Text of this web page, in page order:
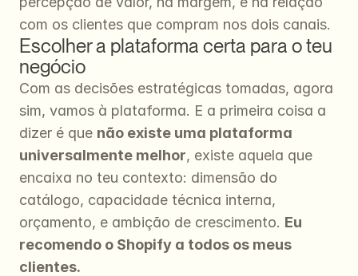
com os clientes que compram nos dois canais.
Escolher a plataforma certa para o teu
negócio
Com as decisões estratégicas tomadas, agora
sim, vamos à plataforma. E a primeira coisa a
dizer é que não existe uma plataforma
universalmente melhor, existe aquela que
encaixa no teu contexto: dimensão do
catálogo, capacidade técnica interna,
orçamento, e ambição de crescimento. Eu
recomendo o Shopify a todos os meus
clientes.